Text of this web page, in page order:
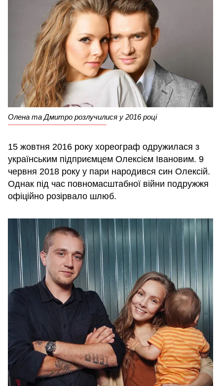
Олена та Дмитро розлучилися у 2016 році
15 жовтня 2016 року хореограф одружилася з
українським підприємцем Олексієм Івановим. 9
червня 2018 року у пари народився син Олексій.
Однак під час повномасштабної війни подружжя
офіційно розірвало шлюб.